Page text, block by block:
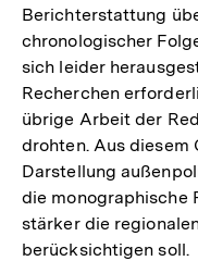
Berichterstattung
chronologischer
sich leider
Recherchen
übrige Arbeit der
drohten. Aus
Darstellung
die monographische
stärker die
berücksichtigen soll.